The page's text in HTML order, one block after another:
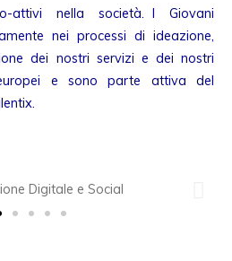
attivi nella società. I Giovani
nei processi di ideazione,
dei nostri servizi e dei nostri
e sono parte attiva del